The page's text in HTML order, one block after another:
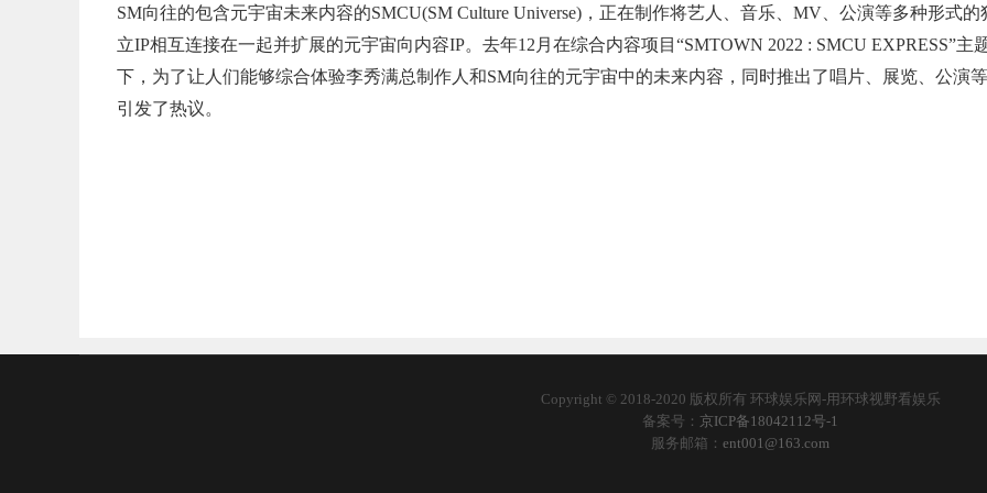
SM向往的包含元宇宙未来内容的SMCU(SM Culture Universe)，正在制作将艺人、音乐、MV、公演等多种形式的
立IP相互连接在一起并扩展的元宇宙向内容IP。去年12月在综合内容项目“SMTOWN 2022 : SMCU EXPRESS”主
下，为了让人们能够综合体验李秀满总制作人和SM向往的元宇宙中的未来内容，同时推出了唱片、展览、公演等
引发了热议。
Copyright © 2018-2020 版权所有 环球娱乐网-用环球视野看娱乐
备案号： 京ICP备18042112号-1
服务邮箱： ent001@163.com